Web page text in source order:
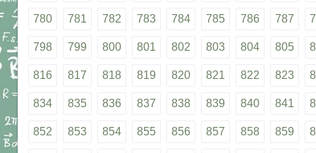
780 781 782 783 784 785 786 787
798 799 800 801 802 803 804 805
816 817 818 819 820 821 822 823
834 835 836 837 838 839 840 841
852 853 854 855 856 857 858 859